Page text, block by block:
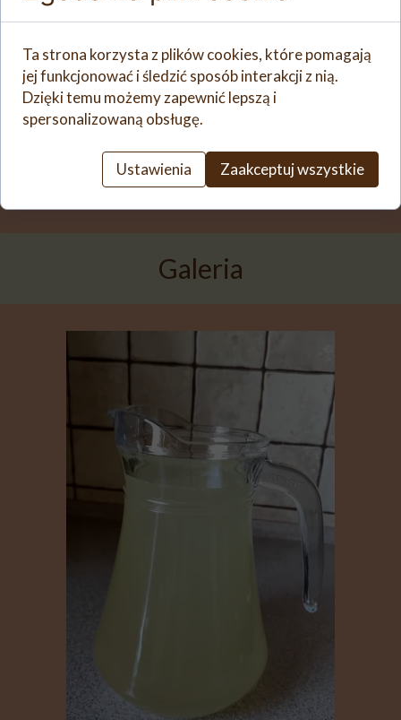
Galeria
Ta strona korzysta z plików cookies, które pomagają
jej funkcjonować i śledzić sposób interakcji z nią.
Dzięki temu możemy zapewnić lepszą i
spersonalizowaną obsługę.
Ustawienia Zaakceptuj wszystkie